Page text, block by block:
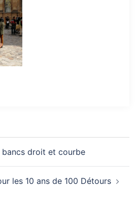
bancs droit et courbe
les 10 ans de 100 Détours